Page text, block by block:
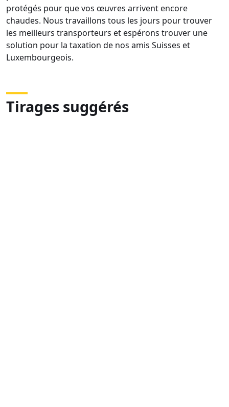
protégés pour que vos œuvres arrivent encore
chaudes. Nous travaillons tous les jours pour trouver
les meilleurs transporteurs et espérons trouver une
solution pour la taxation de nos amis Suisses et
Luxembourgeois.
Tirages suggérés